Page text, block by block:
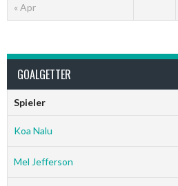
« Apr
GOALGETTER
Spieler
Koa Nalu
Mel Jefferson